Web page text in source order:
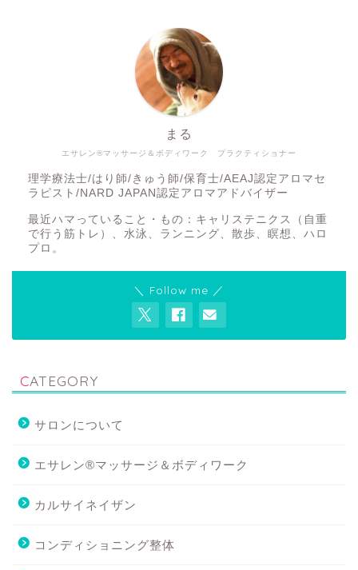
エサレン®マッサージ＆ボディワーク プラクティショナー
まる
理学療法士/はり師/きゅう師/保育士/AEAJ認定アロマセ
ラピスト/NARD JAPAN認定アロマアドバイザー
最近ハマっていること・もの：キャリステニクス（自重
で行う筋トレ）、水泳、ランニング、散歩、瞑想、ハロ
プロ。
＼ Follow me ／
CATEGORY
サロンについて
エサレン®マッサージ＆ボディワーク
カルサイネイザン
コンディショニング整体